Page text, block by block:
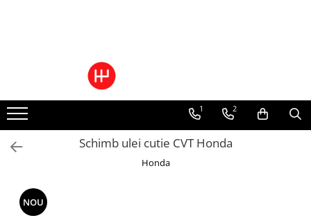
Pachete Cutie Automata
Pachete Cutie Manuala
Pachete Grup Diferential
Reparatii convertizoare de cuplu
Climatizare Auto
Piese cutii de viteze automata
Ulei cutie automata
1 2
Schimb ulei cutie CVT Honda
Honda
NOU